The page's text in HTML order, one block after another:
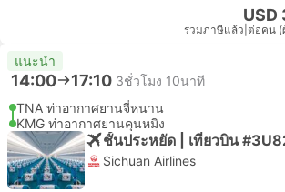
USD
รวมภาษีแล้ว ต่อคน (
แนะนำ
14:00 17:10 3ชั่วโมง 10นาที
TNA ท่าอากาศยานจี่หนาน
KMG ท่าอากาศยานคุนหมิง
ชั้นประหยัด | เที่ยวบิน
Sichuan Airlines